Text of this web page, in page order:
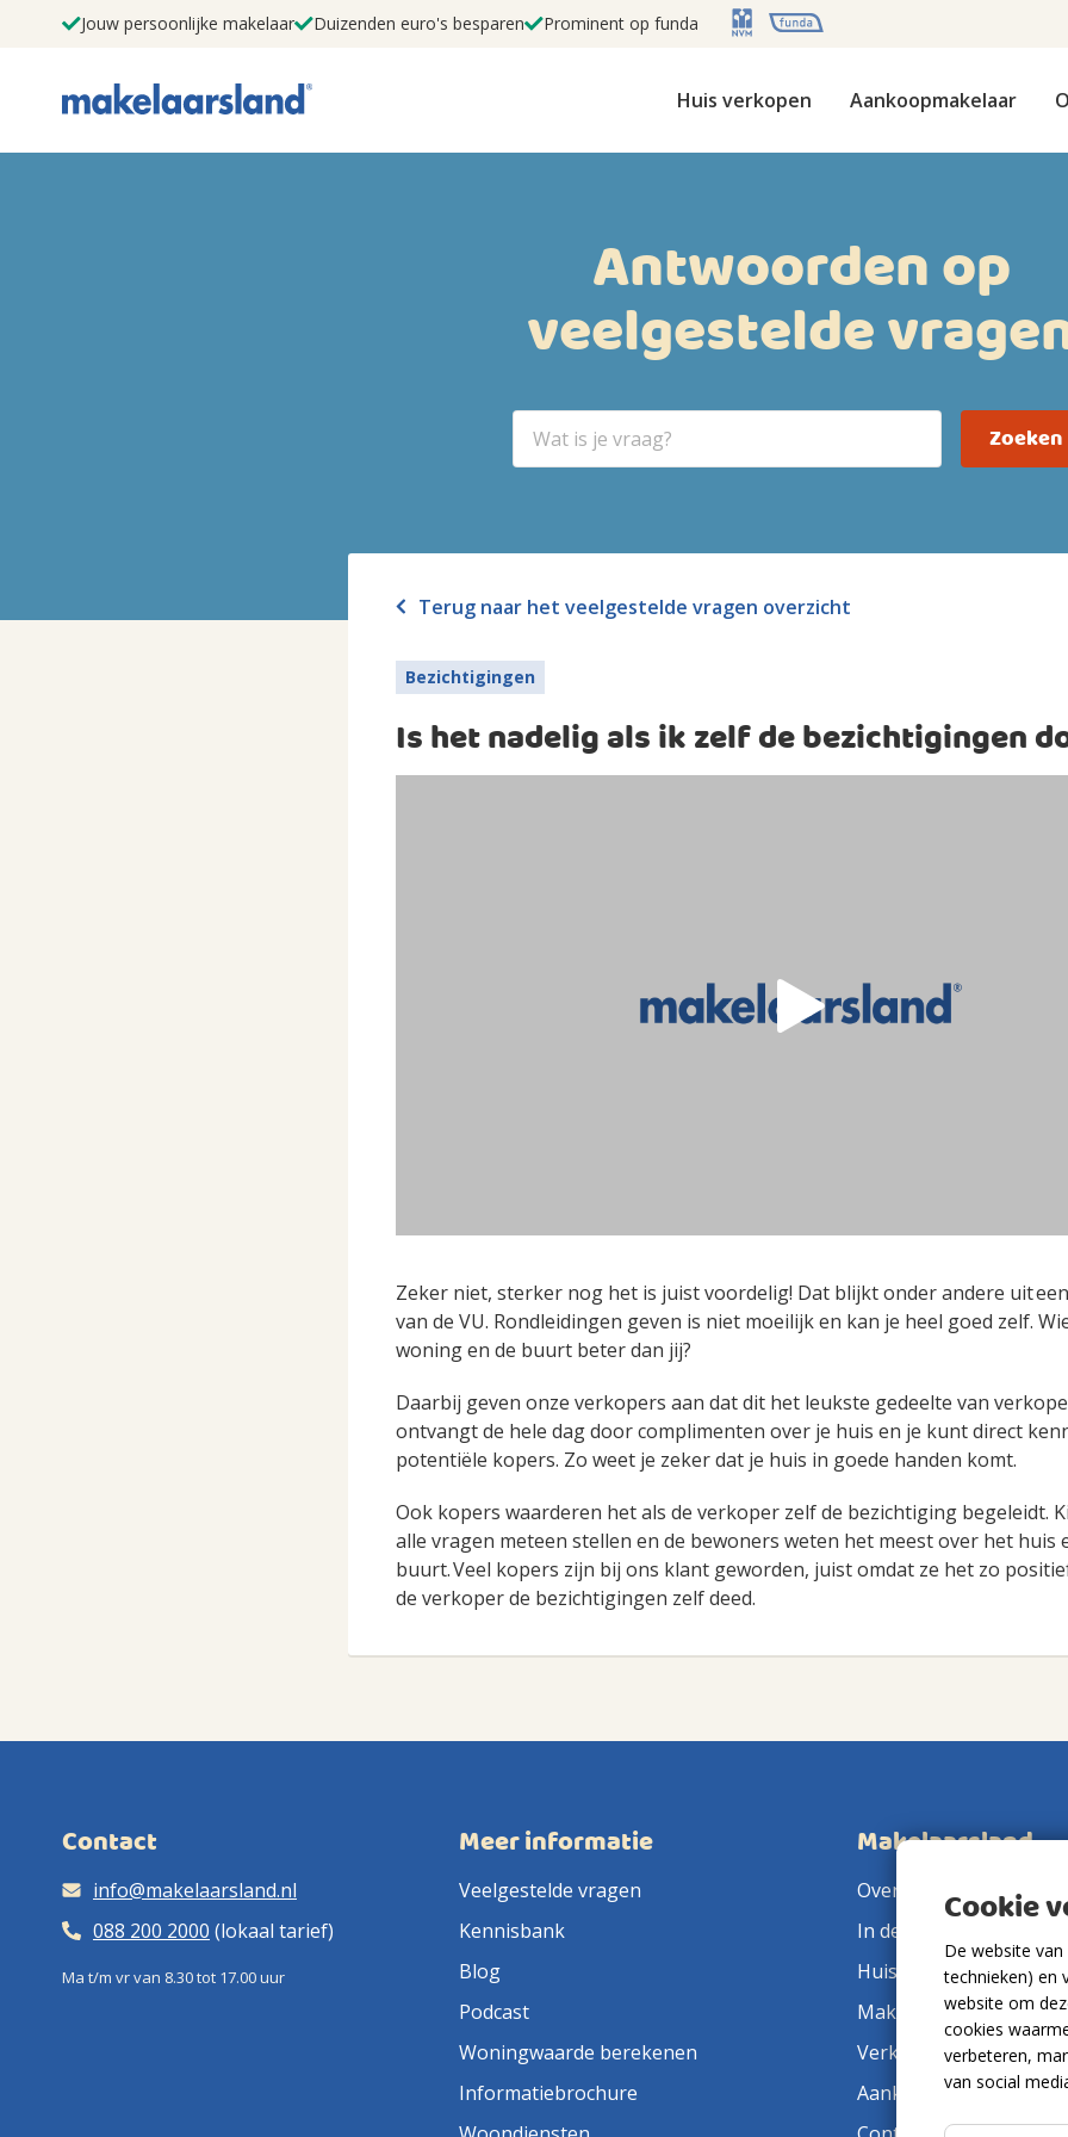
Jouw persoonlijke makelaar Duizenden euro's besparen Prominent op funda
Huis verkopen Aankoopmakelaar
Antwoorden op
veelgestelde
Zoeken
Terug naar het veelgestelde vragen overzicht
Bezichtigingen
Is het nadelig als ik zelf de bezichtigingen
Zeker niet, sterker nog het is juist voordelig! Dat blijkt onder andere uit
van de VU. Rondleidingen geven is niet moeilijk en kan je heel goed zelf.
woning en de buurt beter dan jij?
Daarbij geven onze verkopers aan dat dit het leukste gedeelte van
ontvangt de hele dag door complimenten over je huis en je kunt direct
potentiële kopers. Zo weet je zeker dat je huis in goede handen komt.
Ook kopers waarderen het als de verkoper zelf de bezichtiging begeleidt.
alle vragen meteen stellen en de bewoners weten het meest over het huis
buurt.Veel kopers zijn bij ons klant geworden, juist omdat ze het zo
de verkoper de bezichtigingen zelf deed.
Contact
info@makelaarsland.nl
088 200 2000 (lokaal tarief)
Ma t/m vr van 8.30 tot 17.00 uur
Meer informatie
Veelgestelde vragen
Kennisbank
Blog
Podcast
Woningwaarde berekenen
Informatiebrochure
Makelaarsland
Over ons
In de pers
Huis verkopen
Makelaar in de buurt
Verkoopmakelaar
Aankoopmakelaar
Cookie
De website
technieken) en
website om
cookies
verbeteren,
van social